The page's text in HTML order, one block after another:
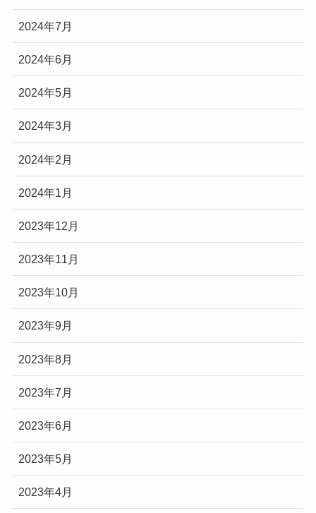
2024年7月
2024年6月
2024年5月
2024年3月
2024年2月
2024年1月
2023年12月
2023年11月
2023年10月
2023年9月
2023年8月
2023年7月
2023年6月
2023年5月
2023年4月